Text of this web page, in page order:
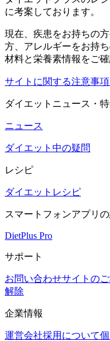
に考案しております。
現在、疾患をお持ちの
方、アレルギーをお持
材料と栄養素情報をご
サイトに関する注意事項
ダイエットニュース・
ニュース
ダイエット中の疑問
レシピ
ダイエットレシピ
スマートフォンアプリ
DietPlus Pro
サポート
お問い合わせサイトの
解除
企業情報
運営会社採用について